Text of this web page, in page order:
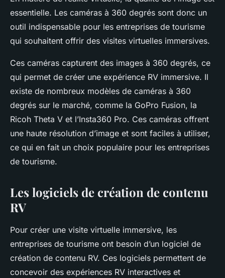
essentielle. Les caméras à 360 degrés sont donc un
outil indispensable pour les entreprises de tourisme
qui souhaitent offrir des visites virtuelles immersives.
Ces caméras capturent des images à 360 degrés, ce
qui permet de créer une expérience RV immersive. Il
existe de nombreux modèles de caméras à 360
degrés sur le marché, comme la GoPro Fusion, la
Ricoh Theta V et l’Insta360 Pro. Ces caméras offrent
une haute résolution d’image et sont faciles à utiliser,
ce qui en fait un choix populaire pour les entreprises
de tourisme.
Les logiciels de création de contenu
RV
Pour créer une visite virtuelle immersive, les
entreprises de tourisme ont besoin d’un logiciel de
création de contenu RV. Ces logiciels permettent de
concevoir des expériences RV interactives et